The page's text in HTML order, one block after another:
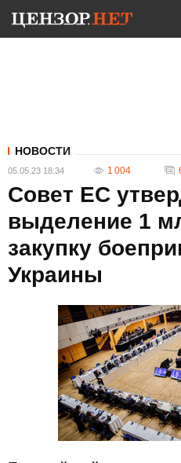
НОВОСТИ
05.05.23 18:34 1 004
Совет ЕС
выделение 1
закупку
Украины